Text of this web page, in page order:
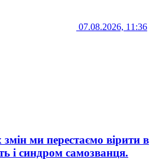
07.08.2026, 11:36
ми перестаємо вірити в
і синдром самозванця.